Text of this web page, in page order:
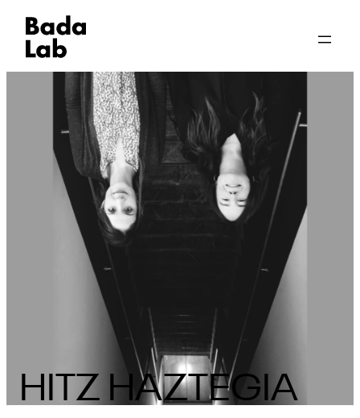
HITZ HAZTEGIA